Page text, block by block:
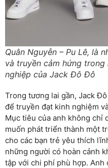
Quân Nguyễn – Pu Lê, là
và truyền cảm hứng
nghiệp của Jack Đô Đô
Trong tương lai gần, Jack
để truyền đạt kinh nghiệm
Mục tiêu của anh không chỉ
muốn phát triển thành một
cho các bạn trẻ yêu thích
những người có hoàn cảnh
tập với chi phí phù hợp. Anh